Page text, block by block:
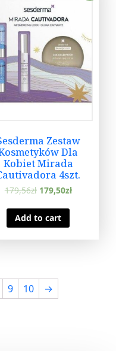
Zestaw
Dla
Kobiet Mirada
4szt.
179,56zł 179,50zł
Add to cart
9 10 →